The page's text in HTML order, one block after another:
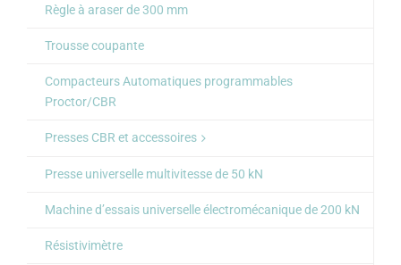
Règle à araser de 300 mm
Trousse coupante
Compacteurs Automatiques programmables
Proctor/CBR
Presses CBR et accessoires
Presse universelle multivitesse de 50 kN
Machine d’essais universelle électromécanique de 200 kN
Résistivimètre